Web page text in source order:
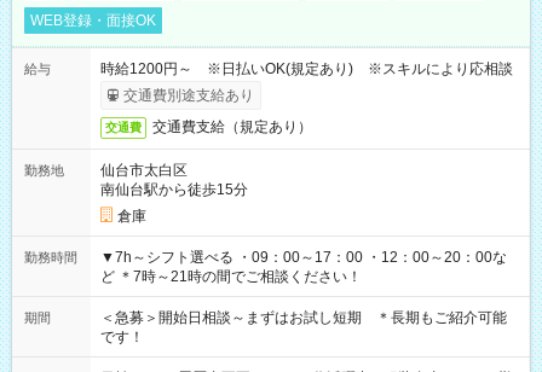
WEB登録・面接OK
給与
時給1200円～ ※日払いOK(規定あり) ※スキルにより応相談
交通費別途支給あり
交通費 交通費支給（規定あり）
勤務地
仙台市太白区
南仙台駅から徒歩15分
倉庫
勤務時間
▼7h～シフト選べる ・09：00～17：00 ・12：00～20：00な
ど ＊7時～21時の間でご相談ください！
期間
＜急募＞開始日相談～まずはお試し短期 ＊長期もご紹介可能
です！